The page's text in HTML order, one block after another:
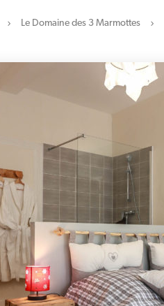
Le Domaine des 3 Marmottes